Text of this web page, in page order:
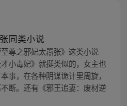
同类小说
尊之邪妃太嚣张》这类小说
小毒妃》就挺类似的，女主也
事，在各种阴谋诡计里周旋，
断。还有《邪王追妻：废材逆